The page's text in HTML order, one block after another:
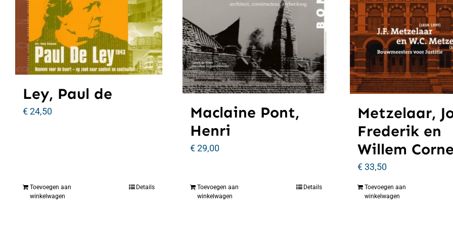
Ley, Paul de
€24,50
Toevoegen aan
winkelwagen
Details
Maclaine Pont,
Henri
€29,00
Toevoegen aan
winkelwagen
Details
Metzelaar,
Frederik en
Willem
€33,50
Toevoegen aan
winkelwagen